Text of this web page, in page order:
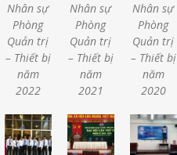
Nhân sự
Phòng
Quản trị
– Thiết bị
năm
2022
Nhân sự
Phòng
Quản trị
– Thiết bị
năm
2021
Nhân sự
Phòng
Quản trị
– Thiết bị
năm
2020